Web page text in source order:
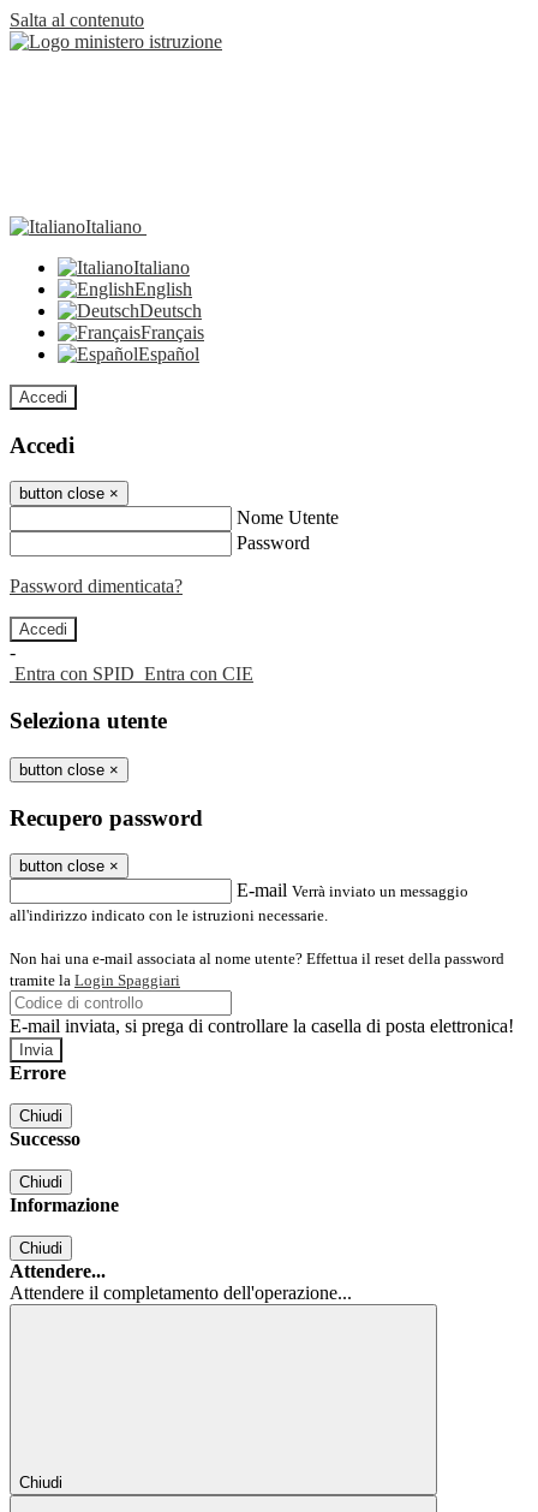
Salta al contenuto
Italiano
Italiano
English
Deutsch
Français
Español
Accedi
Accedi
button close ×
Nome Utente
Password
Password dimenticata?
-
Entra con SPID Entra con CIE
Seleziona utente
button close ×
Recupero password
button close ×
E-mail Verrà inviato un messaggio
all'indirizzo indicato con le istruzioni necessarie.
Non hai una e-mail associata al nome utente? Effettua il reset della password
tramite la Login Spaggiari
E-mail inviata, si prega di controllare la casella di posta elettronica!
Errore
Chiudi
Successo
Chiudi
Informazione
Chiudi
Attendere...
Attendere il completamento dell'operazione...
Chiudi